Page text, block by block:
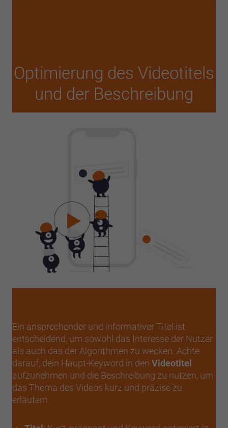
Optimierung des Videotitels
und der Beschreibung
Ein ansprechender und informativer Titel ist
entscheidend, um sowohl das Interesse der Nutzer
als auch das der Algorithmen zu wecken. Achte
darauf, dein Haupt-Keyword in den Videotitel
aufzunehmen und die Beschreibung zu nutzen, um
das Thema des Videos kurz und präzise zu
erläutern.